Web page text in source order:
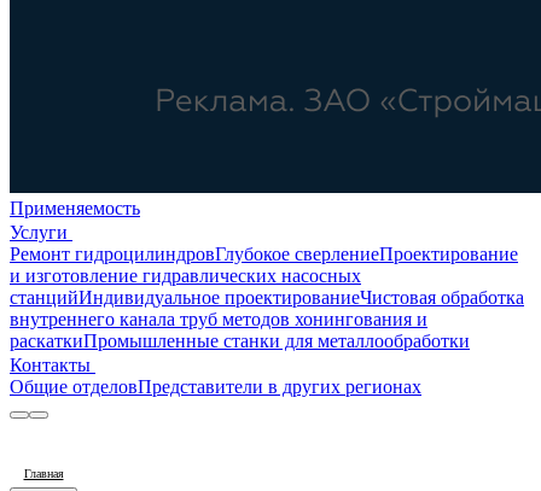
Применяемость
Услуги
Ремонт гидроцилиндровГлубокое сверлениеПроектирование
и изготовление гидравлических насосных
станцийИндивидуальное проектированиеЧистовая обработка
внутреннего канала труб методов хонингования и
раскаткиПромышленные станки для металлообработки
Контакты
Общие отделовПредставители в других регионах
Главная